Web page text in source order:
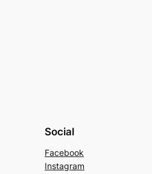
Social
Facebook
Instagram